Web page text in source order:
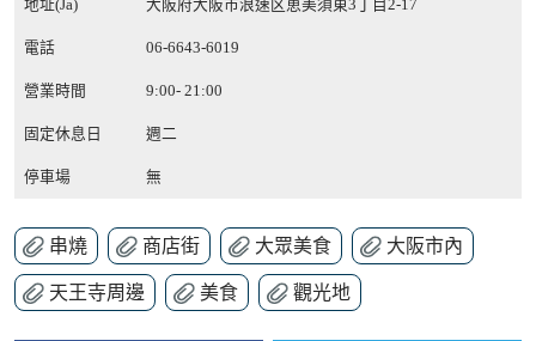
地址(Ja) 大阪府大阪市浪速区恵美須東3丁目2-17
電話 06-6643-6019
營業時間 9:00- 21:00
固定休息日 週二
停車場 無
串燒 商店街 大眾美食 大阪市內
天王寺周邊 美食 觀光地